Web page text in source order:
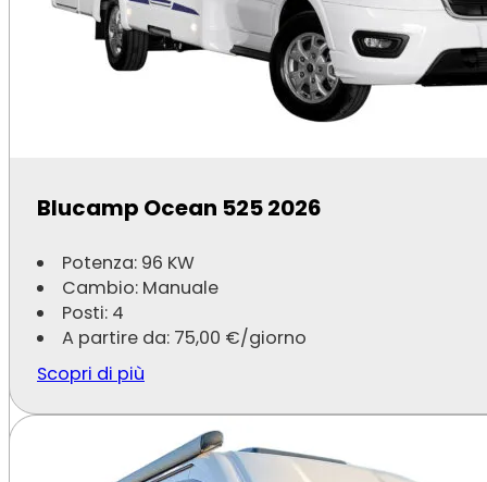
Potenza: 120 KW
Posti: 5
A partire da:75,00
Scopri di più
Blucamp Ocean 525 2026
Potenza: 96 KW
Cambio: Manuale
Posti: 4
A partire da: 75,00 €/giorno
Scopri di più